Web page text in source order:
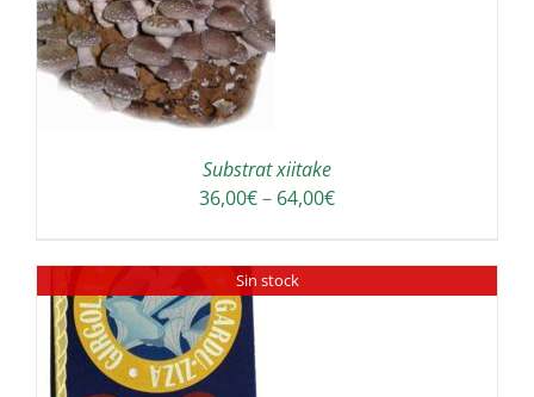
Substrat xiitake
36,00€– 64,00€Interval
Sin stock